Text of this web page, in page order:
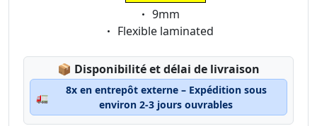
Eigenschaft:
9mm
Eigenschaft:
Flexible laminated
📦 Lagerstatus:
Disponibilité et délai de livraison
🚛
8x en entrepôt externe – Expédition sous
environ 2-3 jours ouvrables